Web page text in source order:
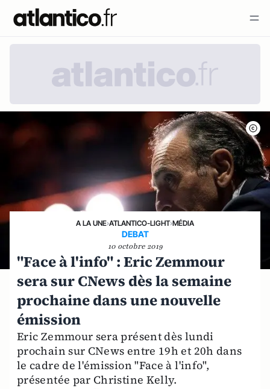
A LA UNE›ATLANTICO-LIGHT›MÉDIA
DEBAT
10 octobre 2019
"Face à l'info" : Eric Zemmour
sera sur CNews dès la semaine
prochaine dans une nouvelle
émission
Eric Zemmour sera présent dès lundi
prochain sur CNews entre 19h et 20h dans
le cadre de l'émission "Face à l'info",
présentée par Christine Kelly.